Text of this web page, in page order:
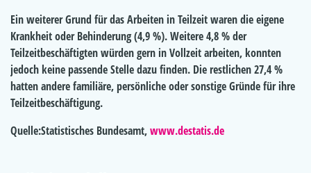
Ein weiterer Grund für das Arbeiten in Teilzeit waren die eigene
Krankheit oder Behinderung (4,9 %). Weitere 4,8 % der
Teilzeitbeschäftigten würden gern in Vollzeit arbeiten, konnten
jedoch keine passende Stelle dazu finden. Die restlichen 27,4 %
hatten andere familiäre, persönliche oder sonstige Gründe für ihre
Teilzeitbeschäftigung.
Quelle:Statistisches Bundesamt,www.destatis.de